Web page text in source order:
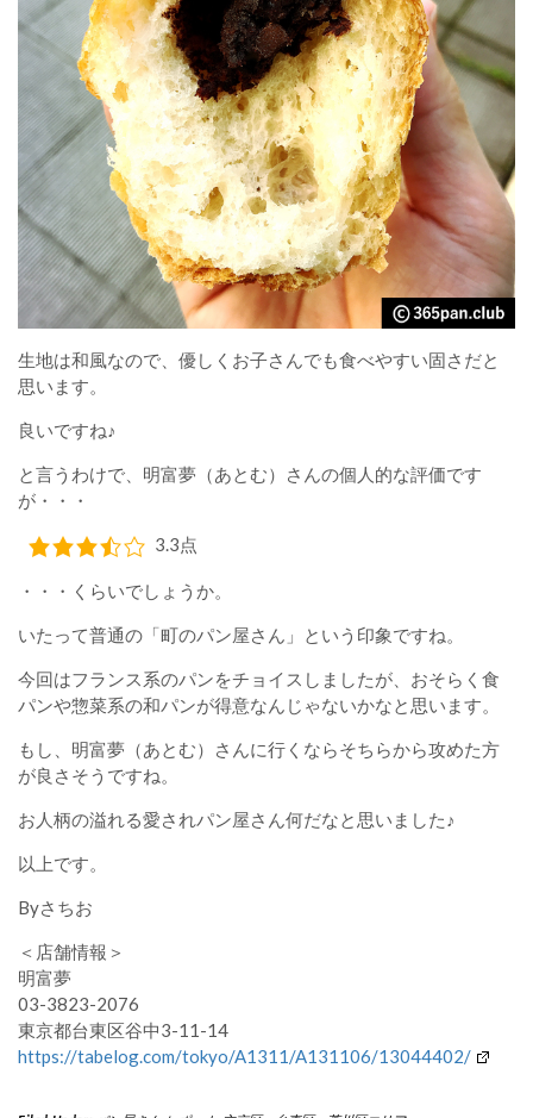
生地は和風なので、優しくお子さんでも食べやすい固さだと
思います。
良いですね♪
と言うわけで、明富夢（あとむ）さんの個人的な評価です
が・・・
3.3点
・・・くらいでしょうか。
いたって普通の「町のパン屋さん」という印象ですね。
今回はフランス系のパンをチョイスしましたが、おそらく食
パンや惣菜系の和パンが得意なんじゃないかなと思います。
もし、明富夢（あとむ）さんに行くならそちらから攻めた方
が良さそうですね。
お人柄の溢れる愛されパン屋さん何だなと思いました♪
以上です。
Byさちお
＜店舗情報＞
明富夢
03-3823-2076
東京都台東区谷中3-11-14
https://tabelog.com/tokyo/A1311/A131106/13044402/